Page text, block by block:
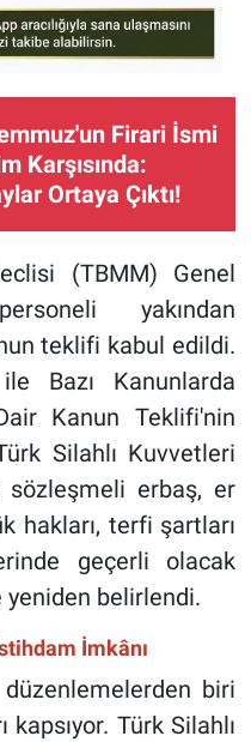
Firari İsmi
Karşısında:
Ortaya Çıktı!
(TBMM) Genel
yakından
teklifi kabul edildi.
Bazı Kanunlarda
Kanun Teklifi'nin
Silahlı Kuvvetleri
sözleşmeli erbaş, er
hakları, terfi şartları
geçerli olacak
yeniden belirlendi.
İmkânı
biri
Türk Silahlı